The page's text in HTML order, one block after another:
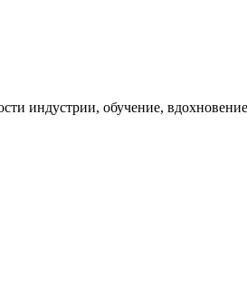
индустрии, обучение,